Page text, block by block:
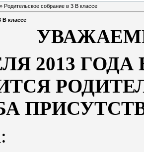
» Родительское собрание в 3 В классе
В классе
2013 ГОДА